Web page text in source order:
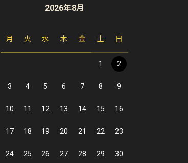
2026年8月
月 火 水 木 金 土 日
1 2
3 4 5 6 7 8 9
10 11 12 13 14 15 16
17 18 19 20 21 22 23
24 25 26 27 28 29 30